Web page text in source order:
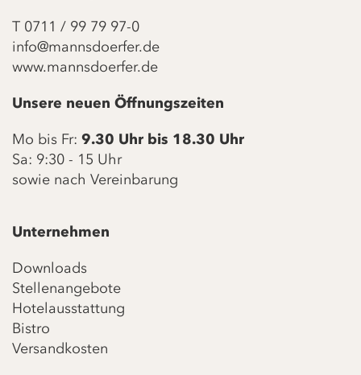
T 0711 / 99 79 97-0
info@mannsdoerfer.de
www.mannsdoerfer.de
Unsere neuen Öffnungszeiten
Mo bis Fr: 9.30 Uhr bis 18.30 Uhr
Sa: 9:30 - 15 Uhr
sowie nach Vereinbarung
Unternehmen
Downloads
Stellenangebote
Hotelausstattung
Bistro
Versandkosten